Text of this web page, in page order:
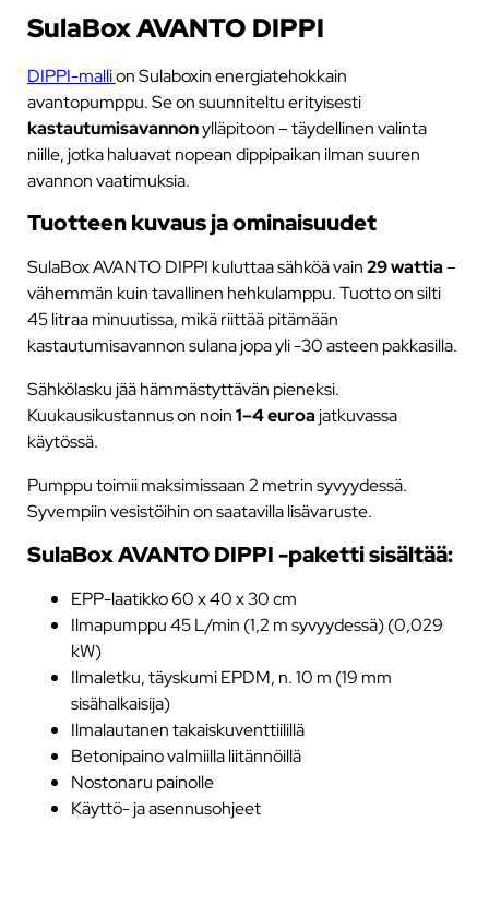
SulaBox AVANTO DIPPI
DIPPI-mallion Sulaboxin energiatehokkain
avantopumppu. Se on suunniteltu erityisesti
kastautumisavannonylläpitoon – täydellinen valinta
niille, jotka haluavat nopean dippipaikan ilman suuren
avannon vaatimuksia.
Tuotteen kuvaus ja ominaisuudet
SulaBox AVANTO DIPPI kuluttaa sähköä vain29 wattia–
vähemmän kuin tavallinen hehkulamppu. Tuotto on silti
45 litraa minuutissa, mikä riittää pitämään
kastautumisavannon sulana jopa yli -30 asteen pakkasilla.
Sähkölasku jää hämmästyttävän pieneksi.
Kuukausikustannus on noin1–4 euroajatkuvassa
käytössä.
Pumppu toimii maksimissaan 2 metrin syvyydessä.
Syvempiin vesistöihin on saatavilla lisävaruste.
SulaBox AVANTO DIPPI -paketti sisältää:
EPP-laatikko 60 x 40 x 30 cm
Ilmapumppu 45 L/min (1,2 m syvyydessä) (0,029
kW)
Ilmaletku, täyskumi EPDM, n. 10 m (19 mm
sisähalkaisija)
Ilmalautanen takaiskuventtiilillä
Betonipaino valmiilla liitännöillä
Nostonaru painolle
Käyttö- ja asennusohjeet